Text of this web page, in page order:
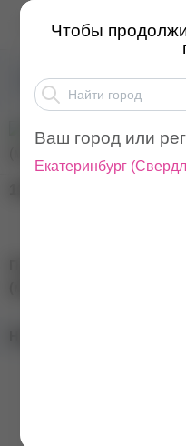
Пластиковый
Товары для маникюра
Чтобы
Ваш город или
Екатеринбург (